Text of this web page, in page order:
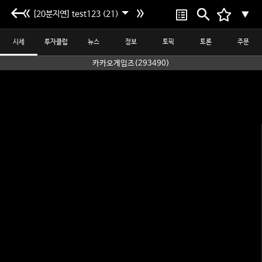
[20분지연] test123 (21) ▼
시세 투자클럽 뉴스 정보 토픽 토론 주문
카카오게임즈(293490)